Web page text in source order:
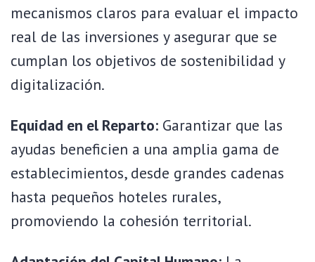
mecanismos claros para evaluar el impacto
real de las inversiones y asegurar que se
cumplan los objetivos de sostenibilidad y
digitalización.
Equidad en el Reparto: Garantizar que las
ayudas beneficien a una amplia gama de
establecimientos, desde grandes cadenas
hasta pequeños hoteles rurales,
promoviendo la cohesión territorial.